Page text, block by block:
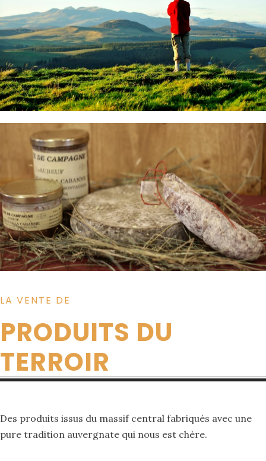
LA VENTE DE
PRODUITS DU
TERROIR
Des produits issus du massif central fabriqués avec une
pure tradition auvergnate qui nous est chère.